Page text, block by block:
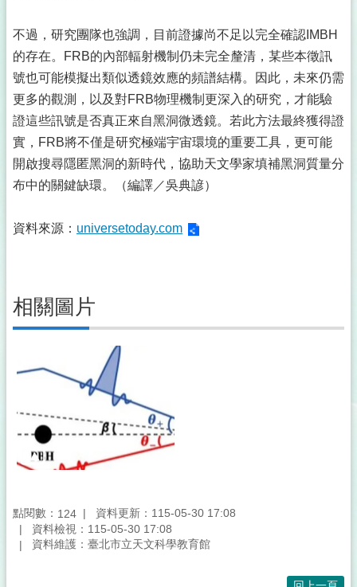
不過，研究團隊也強調，目前證據尚不足以完全確認IMBH
的存在。FRB的內部輻射機制仍未完全釐清，某些本徵訊
號也可能模擬出類似透鏡效應的頻譜結構。因此，未來仍需
更多的觀測，以及對FRB物理機制更深入的研究，才能驗
證這些訊號是否真正來自黑洞微透鏡。若此方法最終獲得證
實，FRB將不僅是研究極端宇宙環境的重要工具，更可能
開啟搜尋隱匿黑洞的新時代，協助天文學家填補黑洞質量分
布中的關鍵缺環。（編譯／吳典諺）
資料來源： universetoday.com
相關圖片
點閱數： 124
資料更新：115-05-30 17:08
資料檢視：115-05-30 17:08
資料維護：臺北市立天文科學教育館